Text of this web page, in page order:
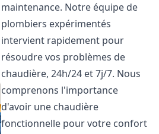
maintenance. Notre équipe de
plombiers expérimentés
intervient rapidement pour
résoudre vos problèmes de
chaudière, 24h/24 et 7j/7. Nous
comprenons l'importance
d'avoir une chaudière
fonctionnelle pour votre confort